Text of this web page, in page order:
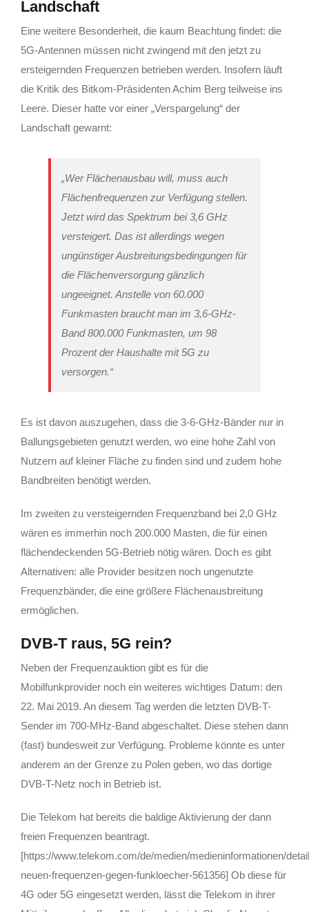
Landschaft
Eine weitere Besonderheit, die kaum Beachtung findet: die
5G-Antennen müssen nicht zwingend mit den jetzt zu
ersteigernden Frequenzen betrieben werden. Insofern läuft
die Kritik des Bitkom-Präsidenten Achim Berg teilweise ins
Leere. Dieser hatte vor einer „Verspargelung“ der
Landschaft gewarnt:
„Wer Flächenausbau will, muss auch
Flächenfrequenzen zur Verfügung stellen.
Jetzt wird das Spektrum bei 3,6 GHz
versteigert. Das ist allerdings wegen
ungünstiger Ausbreitungsbedingungen für
die Flächenversorgung gänzlich
ungeeignet. Anstelle von 60.000
Funkmasten braucht man im 3,6-GHz-
Band 800.000 Funkmasten, um 98
Prozent der Haushalte mit 5G zu
versorgen.“
Es ist davon auszugehen, dass die 3-6-GHz-Bänder nur in
Ballungsgebieten genutzt werden, wo eine hohe Zahl von
Nutzern auf kleiner Fläche zu finden sind und zudem hohe
Bandbreiten benötigt werden.
Im zweiten zu versteigernden Frequenzband bei 2,0 GHz
wären es immerhin noch 200.000 Masten, die für einen
flächendeckenden 5G-Betrieb nötig wären. Doch es gibt
Alternativen: alle Provider besitzen noch ungenutzte
Frequenzbänder, die eine größere Flächenausbreitung
ermöglichen.
DVB-T raus, 5G rein?
Neben der Frequenzauktion gibt es für die
Mobilfunkprovider noch ein weiteres wichtiges Datum: den
22. Mai 2019. An diesem Tag werden die letzten DVB-T-
Sender im 700-MHz-Band abgeschaltet. Diese stehen dann
(fast) bundesweit zur Verfügung. Probleme könnte es unter
anderem an der Grenze zu Polen geben, wo das dortige
DVB-T-Netz noch in Betrieb ist.
Die Telekom hat bereits die baldige Aktivierung der dann
freien Frequenzen beantragt.
[https://www.telekom.com/de/medien/medieninformationen/
neuen-frequenzen-gegen-funkloecher-561356] Ob diese für
4G oder 5G eingesetzt werden, lässt die Telekom in ihrer